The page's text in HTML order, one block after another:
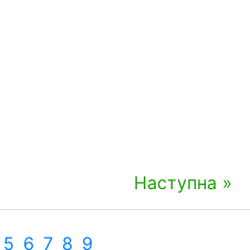
Наступна »
5 6 7 8 9